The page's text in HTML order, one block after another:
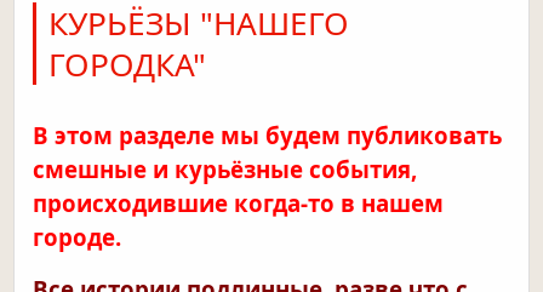
КУРЬЁЗЫ "НАШЕГО
ГОРОДКА"
В этом разделе мы будем публиковать
смешные и курьёзные события,
происходившие когда-то в нашем
городе.